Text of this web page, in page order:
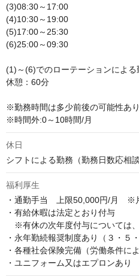
(3)08:30～17:00
(4)10:30～19:00
(5)17:00～25:30
(6)25:00～09:30
(1)～(6)でのローテーションによる
休憩：60分
※勤務時間は多少前後の可能性あり
※時間外:0～10時間/月
休日
シフトによる勤務（勤務日数応相談
福利厚生
・通勤手当　上限50,000円/月　※
・有給休暇は法定とおり付与
※有休の次年度付与については、
・永年勤続報奨制度あり（３・５
・各種社会保険完備（労働条件に
・ユニフォーム又はエプロンあり